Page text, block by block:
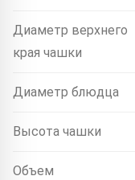
Диаметр верхнего
края чашки
Диаметр блюдца
Высота чашки
Объем